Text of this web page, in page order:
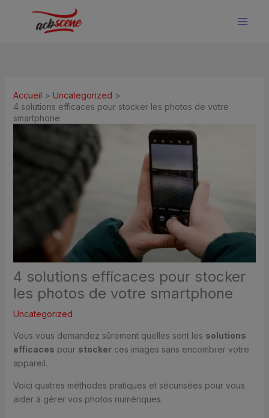
Accueil
Uncategorized
4 solutions efficaces pour stocker les photos de votre
smartphone
4 solutions efficaces pour stocker
les photos de votre smartphone
Uncategorized
Vous vous demandez sûrement quelles sont les solutions
efficaces pour stockerces images sans encombrer votre
appareil.
Voici quatres méthodes pratiques et sécurisées pour vous
aider à gérer vos photos numériques.